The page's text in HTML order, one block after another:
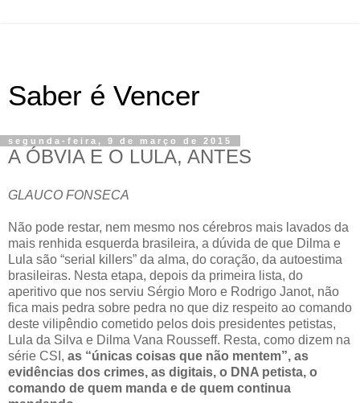
Saber é Vencer
segunda-feira, 9 de março de 2015
A ÓBVIA E O LULA, ANTES
GLAUCO FONSECA
Não pode restar, nem mesmo nos cérebros mais lavados da
mais renhida esquerda brasileira, a dúvida de que Dilma e
Lula são “serial killers” da alma, do coração, da autoestima
brasileiras. Nesta etapa, depois da primeira lista, do
aperitivo que nos serviu Sérgio Moro e Rodrigo Janot, não
fica mais pedra sobre pedra no que diz respeito ao comando
deste vilipêndio cometido pelos dois presidentes petistas,
Lula da Silva e Dilma Vana Rousseff. Resta, como dizem na
série CSI, as “únicas coisas que não mentem”, as
evidências dos crimes, as digitais, o DNA petista, o
comando de quem manda e de quem continua